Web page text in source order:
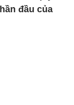
đầu của